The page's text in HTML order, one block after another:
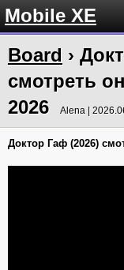
Mobile XE
Board ›
смотреть
2026
Alena |
Доктор Гаф (2026)